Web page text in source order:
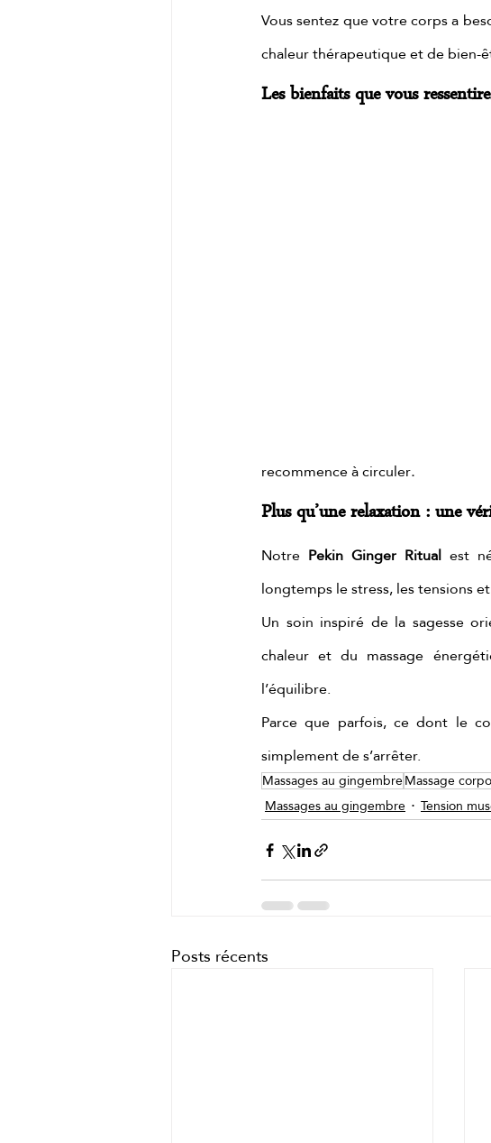
Vous sentez que votre corps a
chaleur thérapeutique et de bien-
Les bienfaits que vous
recommence à circuler.
Plus qu’une relaxation : une
Notre Pekin Ginger Ritual est
longtemps le stress, les tensions
Un soin inspiré de la sagesse
chaleur et du massage
l’équilibre.
Parce que parfois, ce dont le
simplement de s’arrêter.
Massages au gingembreMassage
Massages au gingembre
Tension
Posts récents